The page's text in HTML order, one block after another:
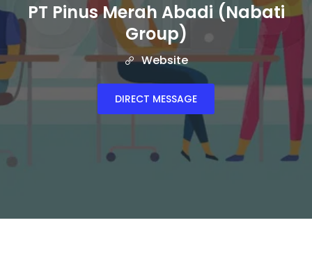
PT Pinus Merah Abadi (Nabati
Group)
Website
DIRECT MESSAGE